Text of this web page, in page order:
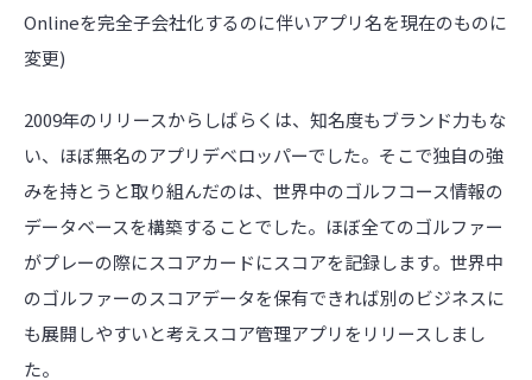
Onlineを完全子会社化するのに伴いアプリ名を現在のものに
変更)
2009年のリリースからしばらくは、知名度もブランド力もな
い、ほぼ無名のアプリデベロッパーでした。そこで独自の強
みを持とうと取り組んだのは、世界中のゴルフコース情報の
データベースを構築することでした。ほぼ全てのゴルファー
がプレーの際にスコアカードにスコアを記録します。世界中
のゴルファーのスコアデータを保有できれば別のビジネスに
も展開しやすいと考えスコア管理アプリをリリースしまし
た。